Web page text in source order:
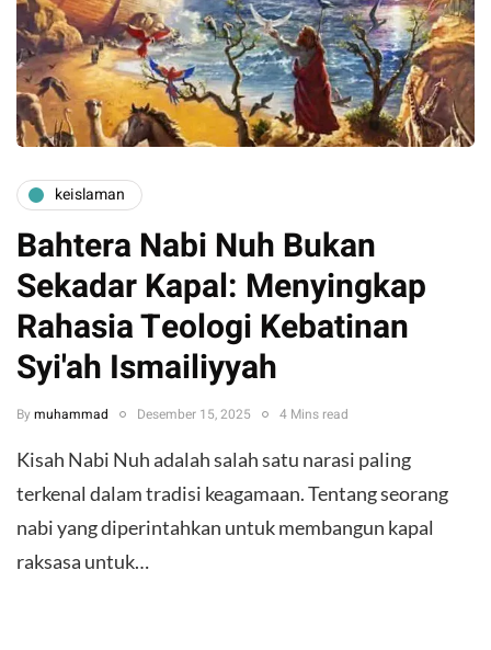
keislaman
Bahtera Nabi Nuh Bukan
Sekadar Kapal: Menyingkap
Rahasia Teologi Kebatinan
Syi'ah Ismailiyyah
By muhammad Desember 15, 2025 4 Mins read
Kisah Nabi Nuh adalah salah satu narasi paling
terkenal dalam tradisi keagamaan. Tentang seorang
nabi yang diperintahkan untuk membangun kapal
raksasa untuk…